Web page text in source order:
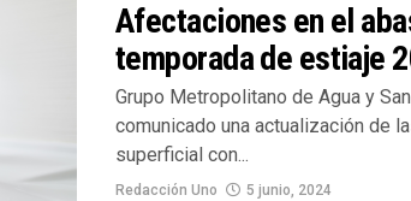
Afectaciones en el
temporada de estiaje
Grupo Metropolitano de Agua y
comunicado una actualización de
superficial con...
Redacción Uno 5 junio, 2024